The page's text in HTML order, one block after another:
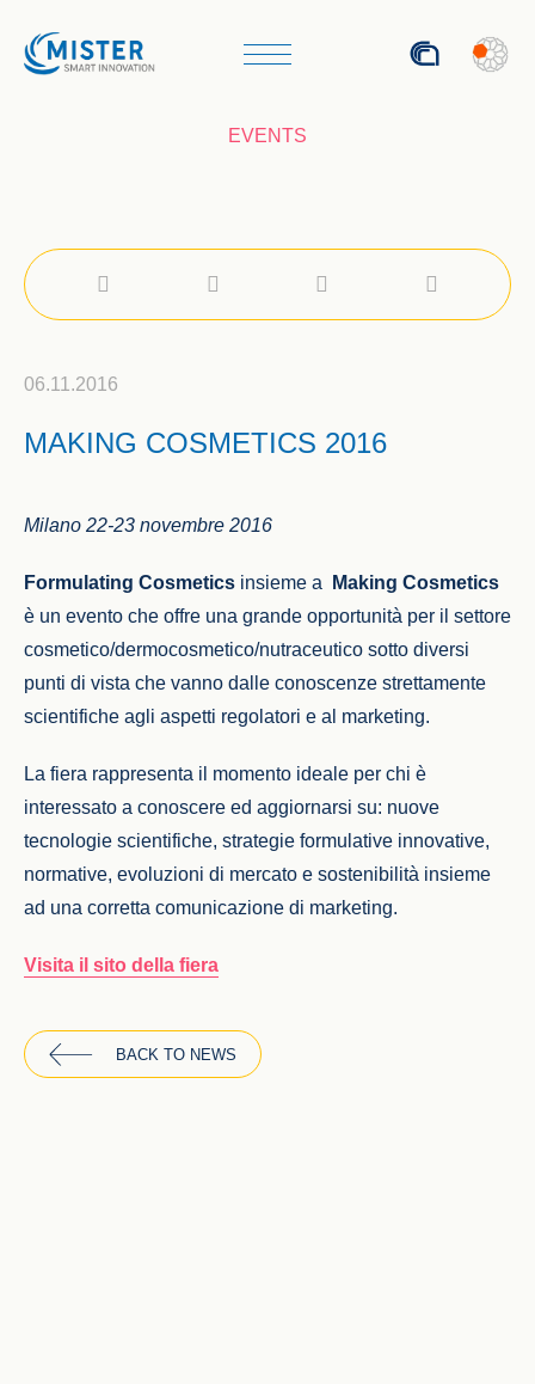
EVENTS
06.11.2016
MAKING COSMETICS 2016
Milano 22-23 novembre 2016
Formulating Cosmetics insieme a
Making Cosmetics
è un evento che offre una grande opportunità per il settore
cosmetico/dermocosmetico/nutraceutico sotto diversi
punti di vista che vanno dalle conoscenze strettamente
scientifiche agli aspetti regolatori e al marketing.
La fiera rappresenta il momento ideale per chi è
interessato a conoscere ed aggiornarsi su: nuove
tecnologie scientifiche, strategie formulative innovative,
normative, evoluzioni di mercato e sostenibilità insieme
ad una corretta comunicazione di marketing.
Visita il sito della fiera
BACK TO NEWS